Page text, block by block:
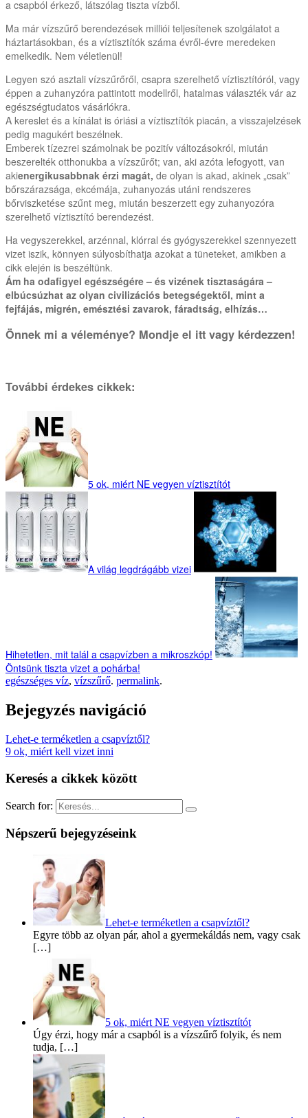
a csapból érkező, látszólag tiszta vízből.
Ma már vízszűrő berendezések milliói teljesítenek szolgálatot a
háztartásokban, és a víztisztítók száma évről-évre meredeken
emelkedik. Nem véletlenül!
Legyen szó asztali vízszűrőről, csapra szerelhető víztisztítóról, vagy
éppen a zuhanyzóra pattintott modellről, hatalmas választék vár az
egészségtudatos vásárlókra.
A kereslet és a kínálat is óriási a víztisztítók piacán, a visszajelzések
pedig magukért beszélnek.
Emberek tízezrei számolnak be pozitív változásokról, miután
beszerelték otthonukba a vízszűrőt; van, aki azóta lefogyott, van
akienergikusabbnak érzi magát, de olyan is akad, akinek „csak”
bőrszárazsága, ekcémája, zuhanyozás utáni rendszeres
bőrviszketése szűnt meg, miután beszerzett egy zuhanyozóra
szerelhető víztisztító berendezést.
Ha vegyszerekkel, arzénnal, klórral és gyógyszerekkel szennyezett
vizet iszik, könnyen súlyosbíthatja azokat a tüneteket, amikben a
cikk elején is beszéltünk.
Ám ha odafigyel egészségére – és vizének tisztaságára –
elbúcsúzhat az olyan civilizációs betegségektől, mint a
fejfájás, migrén, emésztési zavarok, fáradtság, elhízás…
Önnek mi a véleménye? Mondje el itt vagy kérdezzen!
További érdekes cikkek:
5 ok, miért NE vegyen víztisztítót
A világ legdrágább vizei
Hihetetlen, mit talál a csapvízben a mikroszkóp!
Öntsünk tiszta vizet a pohárba!
egészséges víz, vízszűrő. permalink.
Bejegyzés navigáció
Lehet-e terméketlen a csapvíztől?
9 ok, miért kell vizet inni
Keresés a cikkek között
Search for:
Népszerű bejegyzéseink
Lehet-e terméketlen a csapvíztől?
Egyre több az olyan pár, ahol a gyermekáldás nem, vagy csak
[…]
5 ok, miért NE vegyen víztisztítót
Úgy érzi, hogy már a csapból is a vízszűrő folyik, és nem
tudja, […]